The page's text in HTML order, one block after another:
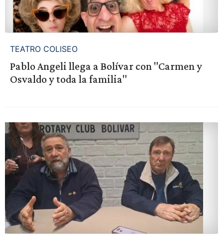
TEATRO COLISEO
Pablo Angeli llega a Bolívar con "Carmen y
Osvaldo y toda la familia"